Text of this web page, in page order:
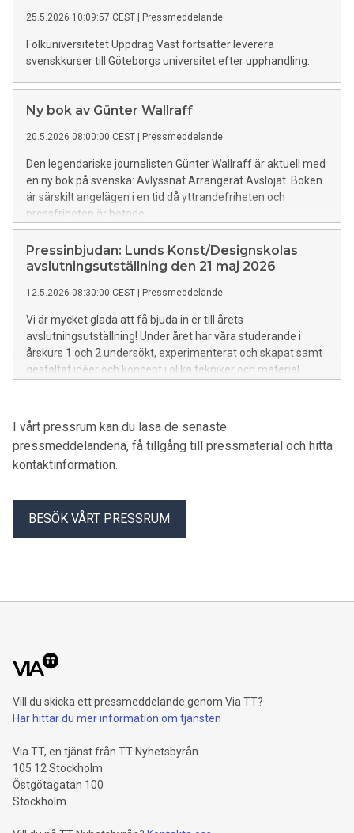
25.5.2026 10:09:57 CEST Pressmeddelande
Folkuniversitetet Uppdrag Väst fortsätter leverera
svenskkurser till Göteborgs universitet efter upphandling.
Ny bok av Günter Wallraff
20.5.2026 08:00:00 CEST Pressmeddelande
Den legendariske journalisten Günter Wallraff är aktuell med
en ny bok på svenska: Avlyssnat Arrangerat Avslöjat. Boken
är särskilt angelägen i en tid då yttrandefriheten och
pressfriheten är hotade.
Pressinbjudan: Lunds Konst/Designskolas
avslutningsutställning den 21 maj 2026
12.5.2026 08:30:00 CEST Pressmeddelande
Vi är mycket glada att få bjuda in er till årets
avslutningsutställning! Under året har våra studerande i
årskurs 1 och 2 undersökt, experimenterat och skapat samt
gestaltat idéer och koncept i olika tekniker och material.
skaparglädje. Vi ser fram emot att träffa er på vernissagen!
I vårt pressrum kan du läsa de senaste
pressmeddelandena, få tillgång till pressmaterial och hitta
kontaktinformation.
BESÖK VÅRT PRESSRUM
Vill du skicka ett pressmeddelande genom Via TT?
Här hittar du mer information om tjänsten
Via TT, en tjänst från TT Nyhetsbyrån
105 12 Stockholm
Östgötagatan 100
Stockholm